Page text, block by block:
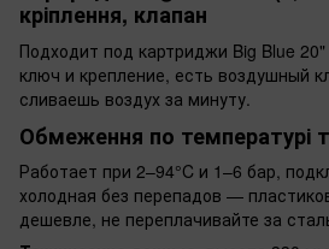
кріплення, клапан
Подходит под картриджи Big Blue
ключ и крепление, есть воздушный
сливаешь воздух за минуту.
Обмеження по температурі
Работает при 2–94°C и 1–6 бар,
холодная без перепадов —
дешевле, не переплачивайте за